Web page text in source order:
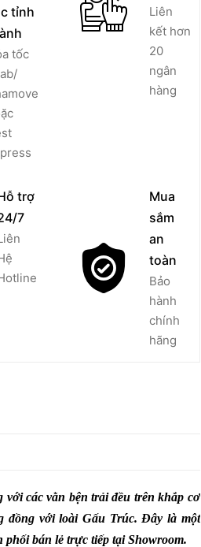
tỉnh
tốc
Liên
kết hơn
20
ngân
hàng
trợ
7
Mua
sắm
an
toàn
Bảo
hành
chính
hãng
với các vằn bện trải đều trên khắp cơ
đồng với loài Gấu Trúc. Đây là một
bán lẻ trực tiếp tại Showroom.